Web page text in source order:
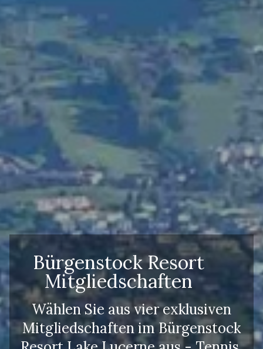
Bürgenstock Resort
Mitgliedschaften
Wählen Sie aus vier exklusiven
Mitgliedschaften im Bürgenstock